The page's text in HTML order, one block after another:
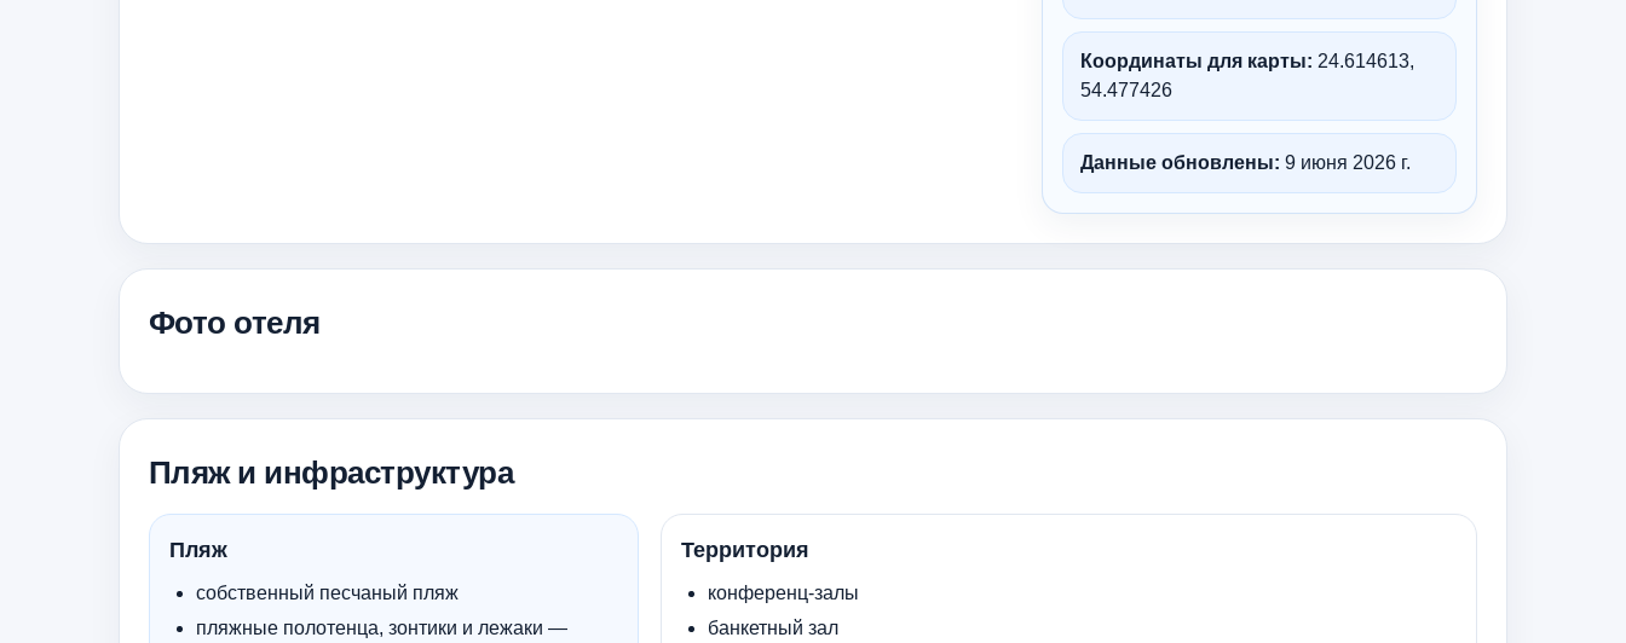
Координаты для карты: 24.614613,
54.477426
Данные обновлены: 9 июня 2026 г.
Фото отеля
Пляж и инфраструктура
Пляж
собственный песчаный пляж
пляжные полотенца, зонтики и лежаки —
Территория
конференц-залы
банкетный зал